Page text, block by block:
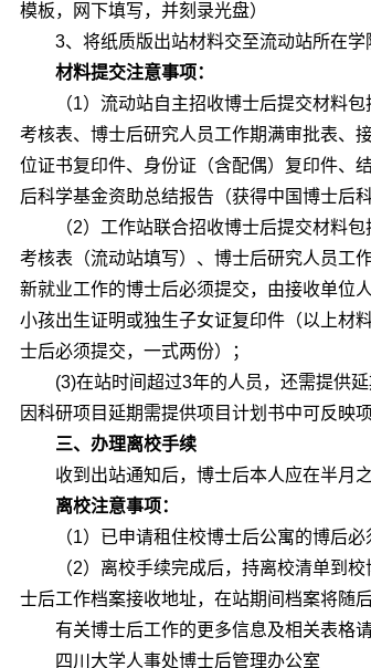
模板，网下填写，并刻录光盘）
3、将纸质版出站材料交至流动站所在
材料提交注意事项：
（1）流动站自主招收博士后提交材料
考核表、博士后研究人员工作期满审批表、
位证书复印件、身份证（含配偶）复印件、
后科学基金资助总结报告（获得中国博士后
（2）工作站联合招收博士后提交材料
考核表（流动站填写）、博士后研究人员工
新就业工作的博士后必须提交，由接收单位
小孩出生证明或独生子女证复印件（以上材
士后必须提交，一式两份）；
(3)在站时间超过3年的人员，还需提供
因科研项目延期需提供项目计划书中可反映
三、办理离校手续
收到出站通知后，博士后本人应在半月
离校注意事项：
（1）已申请租住校博士后公寓的博后
（2）离校手续完成后，持离校清单到
士后工作档案接收地址，在站期间档案将随后
有关博士后工作的更多信息及相关表格
四川大学人事处博士后管理办公室